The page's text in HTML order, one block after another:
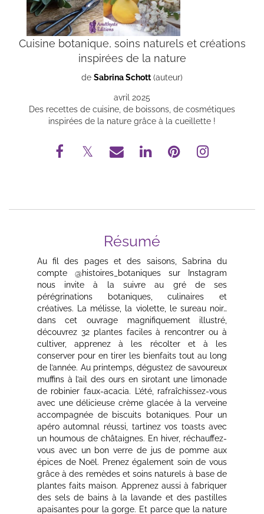
Cuisine botanique, soins naturels et créations
inspirées de la nature
de Sabrina Schott(auteur)
avril 2025
Des recettes de cuisine, de boissons, de cosmétiques
inspirées de la nature grâce à la cueillette !
Résumé
Au fil des pages et des saisons, Sabrina du
compte @histoires_botaniques sur Instagram
nous invite à la suivre au gré de ses
pérégrinations botaniques, culinaires et
créatives. La mélisse, la violette, le sureau noir…
dans cet ouvrage magnifiquement illustré,
découvrez 32 plantes faciles à rencontrer ou à
cultiver, apprenez à les récolter et à les
conserver pour en tirer les bienfaits tout au long
de l’année. Au printemps, dégustez de savoureux
muffins à l’ail des ours en sirotant une limonade
de robinier faux-acacia. L’été, rafraîchissez-vous
avec une délicieuse crème glacée à la verveine
accompagnée de biscuits botaniques. Pour un
apéro automnal réussi, tartinez vos toasts avec
un houmous de châtaignes. En hiver, réchauffez-
vous avec un bon verre de jus de pomme aux
épices de Noël. Prenez également soin de vous
grâce à des remèdes et soins naturels à base de
plantes faits maison. Apprenez aussi à fabriquer
des sels de bains à la lavande et des pastilles
apaisantes pour la gorge. Et parce que la nature